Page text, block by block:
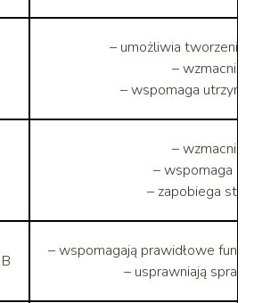
– umożliwia tworzenie
– wzmacnia
– wspomaga
– wzmacnia
– wspomaga
– zapobiega
– wspomagają prawidłowe
– usprawniają